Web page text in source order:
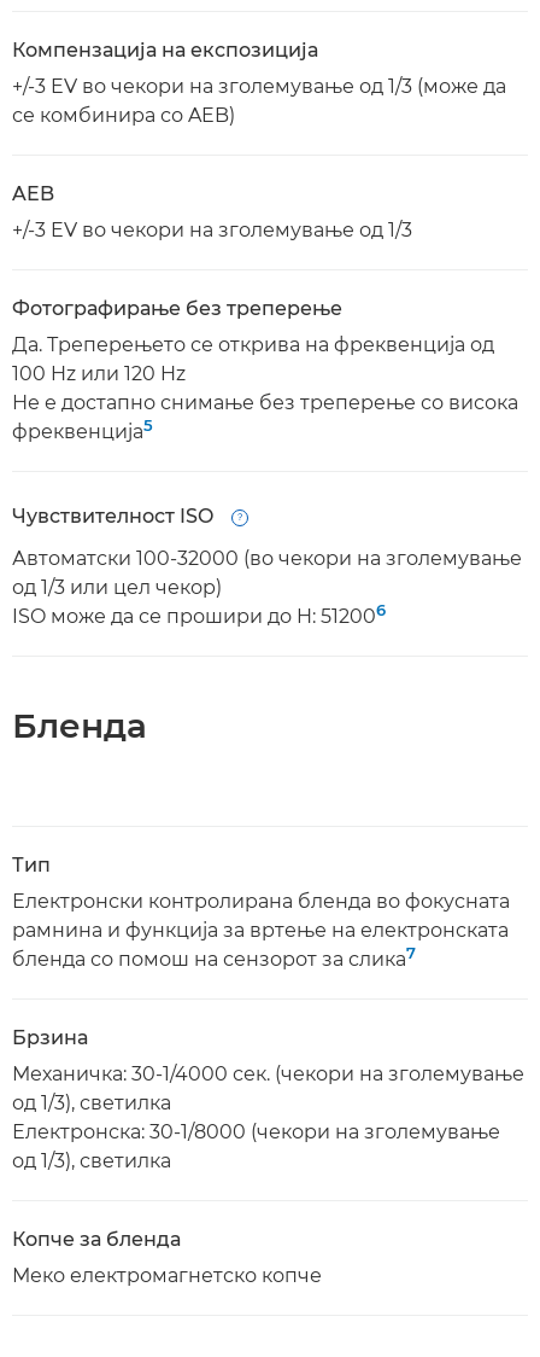
Компензација на експозиција
+/-3 EV во чекори на зголемување од 1/3 (може да
се комбинира со AEB)
AEB
+/-3 EV во чекори на зголемување од 1/3
Фотографирање без треперење
Да. Треперењето се открива на фреквенција од
100 Hz или 120 Hz
Не е достапно снимање без треперење со висока
фреквенција5
Чувствителност ISO
Open
Автоматски 100-32000 (во чекори на зголемување
од 1/3 или цел чекор)
ISO може да се прошири до H: 512006
Бленда
Тип
Електронски контролирана бленда во фокусната
рамнина и функција за вртење на електронската
бленда со помош на сензорот за слика7
Брзина
Механичка: 30-1/4000 сек. (чекори на зголемување
од 1/3), светилка
Електронска: 30-1/8000 (чекори на зголемување
од 1/3), светилка
Копче за бленда
Меко електромагнетско копче